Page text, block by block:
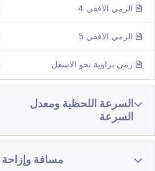
الرمي الافقي 4
الرمي الافقي 5
رمي بزاوية نحو الاسفل
السرعة اللحظية ومعدل
السرعة
مسافة وإزاحة
بچروت 3 وحدات 1 اشهر
رياضيات 4 وحدات 3 اشهر
فيزياء 3 اشهر